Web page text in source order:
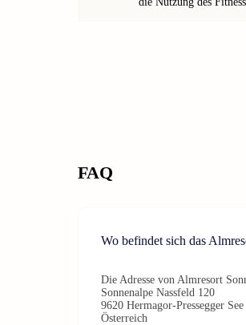
FAQ
Wo befindet sich das
Die Adresse von Almresort
Sonnenalpe Nassfeld 120
9620 Hermagor-Pressegger See
Österreich